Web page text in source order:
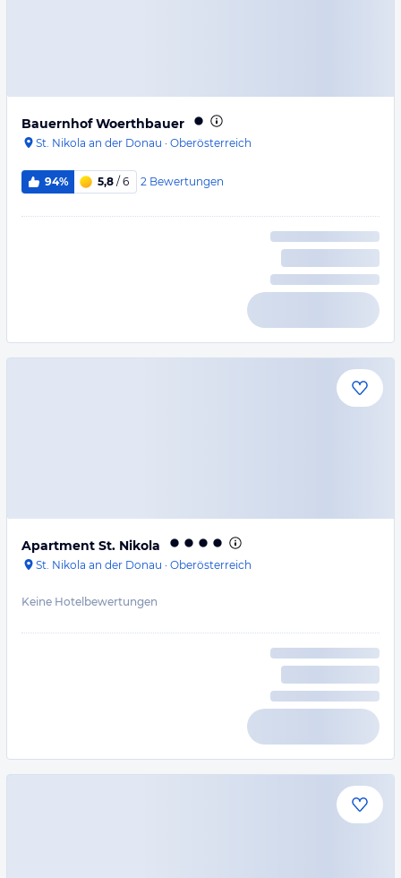
Bauernhof Woerthbauer
St. Nikola an der Donau · Oberösterreich
94% 5,8 / 6 2 Bewertungen
Apartment St. Nikola
St. Nikola an der Donau · Oberösterreich
Keine Hotelbewertungen